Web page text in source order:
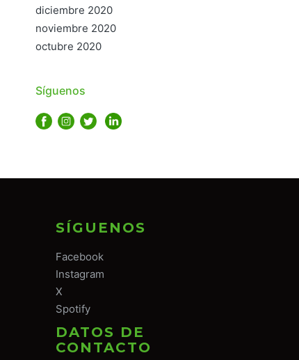
diciembre 2020
noviembre 2020
octubre 2020
Síguenos
SÍGUENOS
Facebook
Instagram
X
Spotify
DATOS DE
CONTACTO